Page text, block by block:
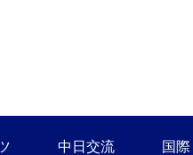
中日交流 国際